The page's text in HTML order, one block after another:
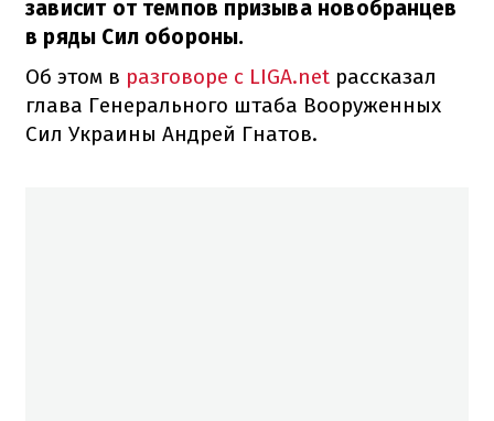
зависит от темпов призыва новобранцев
в ряды Сил обороны.
Об этом в разговоре с LIGA.net рассказал
глава Генерального штаба Вооруженных
Сил Украины Андрей Гнатов.